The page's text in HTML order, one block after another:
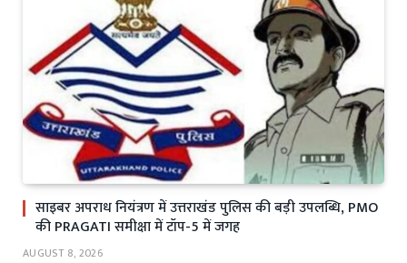
साइबर अपराध नियंत्रण में उत्तराखंड पुलिस की बड़ी उपलब्धि, PMO
की PRAGATI समीक्षा में टॉप-5 में जगह
AUGUST 8, 2026